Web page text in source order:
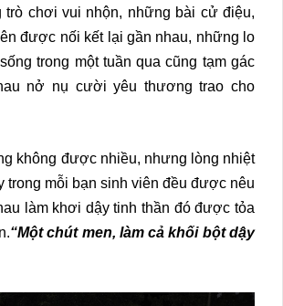
trò chơi vui nhộn, những bài cử điệu,
được nối kết lại gần nhau, những lo
trong một tuần qua cũng tạm gác
nở nụ cười yêu thương trao cho
không được nhiều, nhưng lòng nhiệt
trong mỗi bạn sinh viên đều được nêu
làm khơi dậy tinh thần đó được tỏa
“Một chút men, làm cả khối bột dậy